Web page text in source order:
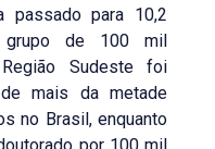
passado para 10,2
grupo de 100 mil
Sudeste foi
mais da metade
no Brasil, enquanto
por 100 mil